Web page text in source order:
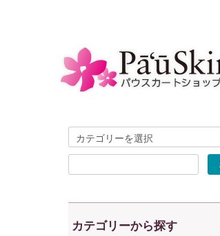
カテゴリーから探す